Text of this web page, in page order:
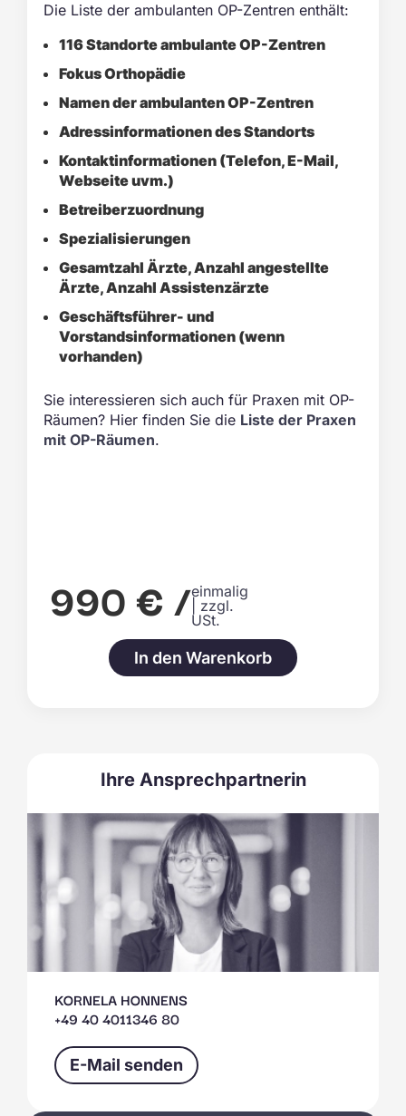
Die Liste der ambulanten OP-Zentren enthält:
116 Standorte ambulante OP-Zentren
Fokus Orthopädie
Namen der ambulanten OP-Zentren
Adressinformationen des Standorts
Kontaktinformationen (Telefon, E-Mail,
Webseite uvm.)
Betreiberzuordnung
Spezialisierungen
Gesamtzahl Ärzte, Anzahl angestellte
Ärzte, Anzahl Assistenzärzte
Geschäftsführer- und
Vorstandsinformationen (wenn
vorhanden)
Sie interessieren sich auch für Praxen mit OP-
Räumen? Hier finden Sie die Liste der Praxen
mit OP-Räumen.
990 € /einmalig
| zzgl.
USt.
In den Warenkorb
Ihre Ansprechpartnerin
KORNELA HONNENS
+49 40 4011346 80
E-Mail senden